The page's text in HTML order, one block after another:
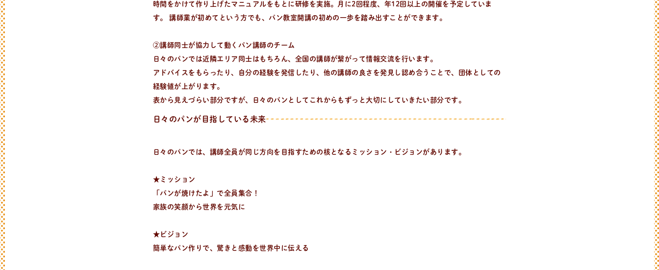
時間をかけて作り上げたマニュアルをもとに研修を実施。月に2回程度、年12回以上の開催を予定していま
す。 講師業が初めてという方でも、パン教室開講の初めの一歩を踏み出すことができます。
②講師同士が協力して動くパン講師のチーム
日々のパンでは近隣エリア同士はもちろん、全国の講師が繋がって情報交流を行います。
アドバイスをもらったり、自分の経験を発信したり、他の講師の良さを発見し認め合うことで、団体としての
経験値が上がります。
表から見えづらい部分ですが、日々のパンとしてこれからもずっと大切にしていきたい部分です。
日々のパンが目指している未来
日々のパンでは、講師全員が同じ方向を目指すための核となるミッション・ビジョンがあります。
★ミッション
「パンが焼けたよ」で全員集合！
家族の笑顔から世界を元気に
★ビジョン
簡単なパン作りで、驚きと感動を世界中に伝える